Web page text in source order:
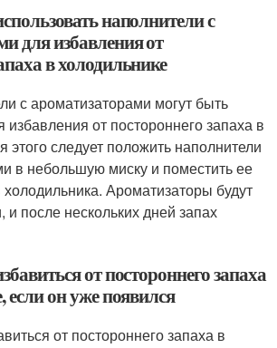
наполнители с
для избавления от
в холодильнике
с ароматизаторами могут быть
от постороннего запаха в
этого следует положить наполнители
в небольшую миску и поместить ее
холодильника. Ароматизаторы будут
и после нескольких дней запах
от постороннего запаха
если он уже появился
от постороннего запаха в